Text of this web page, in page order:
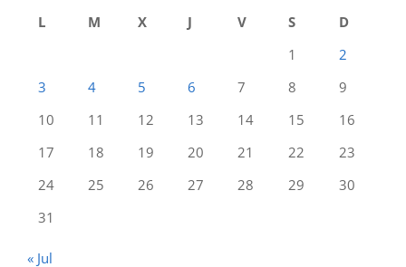
L
M X J V S
D
1
2
3
4 5 6 7 8
9
10
11 12 13 14 15
16
17
18 19 20 21 22
23
24
25 26 27 28 29
30
31
« Jul